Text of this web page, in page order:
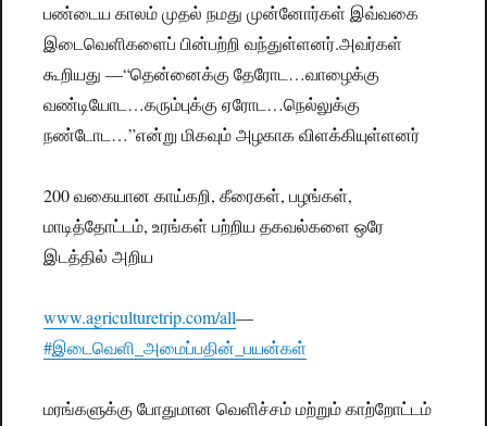
பண்டைய காலம் முதல் நமது முன்னோர்கள் இவ்வகை
இடைவெளிகளைப் பின்பற்றி வந்துள்ளனர்.அவர்கள்
கூறியது —“தென்னைக்கு தேரோட…வாழைக்கு
வண்டியோட…கரும்புக்கு ஏரோட…நெல்லுக்கு
நண்டோட…”என்று மிகவும் அழகாக விளக்கியுள்ளனர்
200 வகையான காய்கறி, கீரைகள், பழங்கள்,
மாடித்தோட்டம், உரங்கள் பற்றிய தகவல்களை ஒரே
இடத்தில் அறிய
www.agriculturetrip.com/all—
#இடைவெளி_அமைப்பதின்_பயன்கள்
மரங்களுக்கு போதுமான வெளிச்சம் மற்றும் காற்றோட்டம்